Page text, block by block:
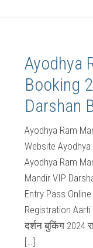
Ayodhya
Booking
Darshan
Ayodhya Ram
Website
Ayodhya Ram
Mandir VIP
Entry Pass
Registration Aarti
दर्शन बुकिंग 2024
[…]